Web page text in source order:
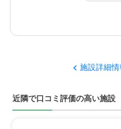
料金費用について
んとお世話してもらってるかな
係の方々が親身にお世話して下
こちらの不安を聞いてもらえる
とが言いやすい雰囲気なのがい
施設詳細
近隣で口コミ評価の高い施設